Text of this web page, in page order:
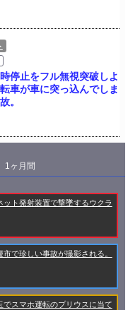
時停止をフル無視突破しよ
車が車に突っ込んでしま
。
1ヶ月間
ット発射装置で撃墜するウクラ
で珍しい事故が撮影される。
でスマホ運転のプリウスに当て